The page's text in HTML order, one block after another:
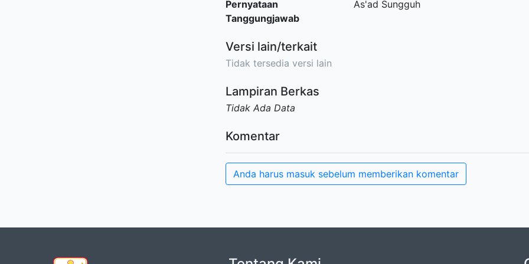
Pernyataan
Tanggungjawab
As'ad Sungguh
Versi lain/terkait
Tidak tersedia versi lain
Lampiran Berkas
Tidak Ada Data
Komentar
Anda harus masuk sebelum memberikan komentar